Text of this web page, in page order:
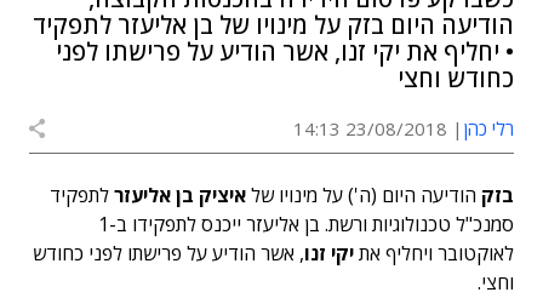
הודיעה היום בזק על מינויו של בן אליעזר לתפקיד
• יחליף את יקי זנו, אשר הודיע על פרישתו לפני
כחודש וחצי
רלי כהן 23/08/2018 14:13
בזק הודיעה היום (ה') על מינויו שלאיציק בן אליעזרלתפקיד
סמנכ"ל טכנולוגיות ורשת. בן אליעזר ייכנס לתפקידו ב-1
לאוקטובר ויחליף אתיקי זנו, אשר הודיע על פרישתו לפני כחודש
וחצי.